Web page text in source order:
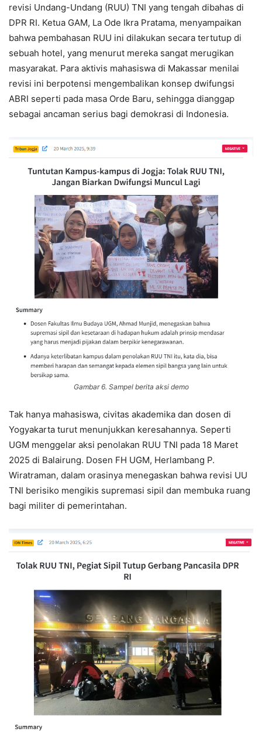
revisi Undang-Undang (RUU) TNI yang tengah dibahas di
DPR RI. Ketua GAM, La Ode Ikra Pratama, menyampaikan
bahwa pembahasan RUU ini dilakukan secara tertutup di
sebuah hotel, yang menurut mereka sangat merugikan
masyarakat. Para aktivis mahasiswa di Makassar menilai
revisi ini berpotensi mengembalikan konsep dwifungsi
ABRI seperti pada masa Orde Baru, sehingga dianggap
sebagai ancaman serius bagi demokrasi di Indonesia.
Gambar 6. Sampel berita aksi demo
Tak hanya mahasiswa, civitas akademika dan dosen di
Yogyakarta turut menunjukkan keresahannya. Seperti
UGM menggelar aksi penolakan RUU TNI pada 18 Maret
2025 di Balairung. Dosen FH UGM, Herlambang P.
Wiratraman, dalam orasinya menegaskan bahwa revisi UU
TNI berisiko mengikis supremasi sipil dan membuka ruang
bagi militer di pemerintahan.